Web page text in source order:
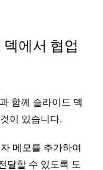
에서 협업
함께 슬라이드 덱
이 있습니다.
메모를 추가하여
달할 수 있도록 도